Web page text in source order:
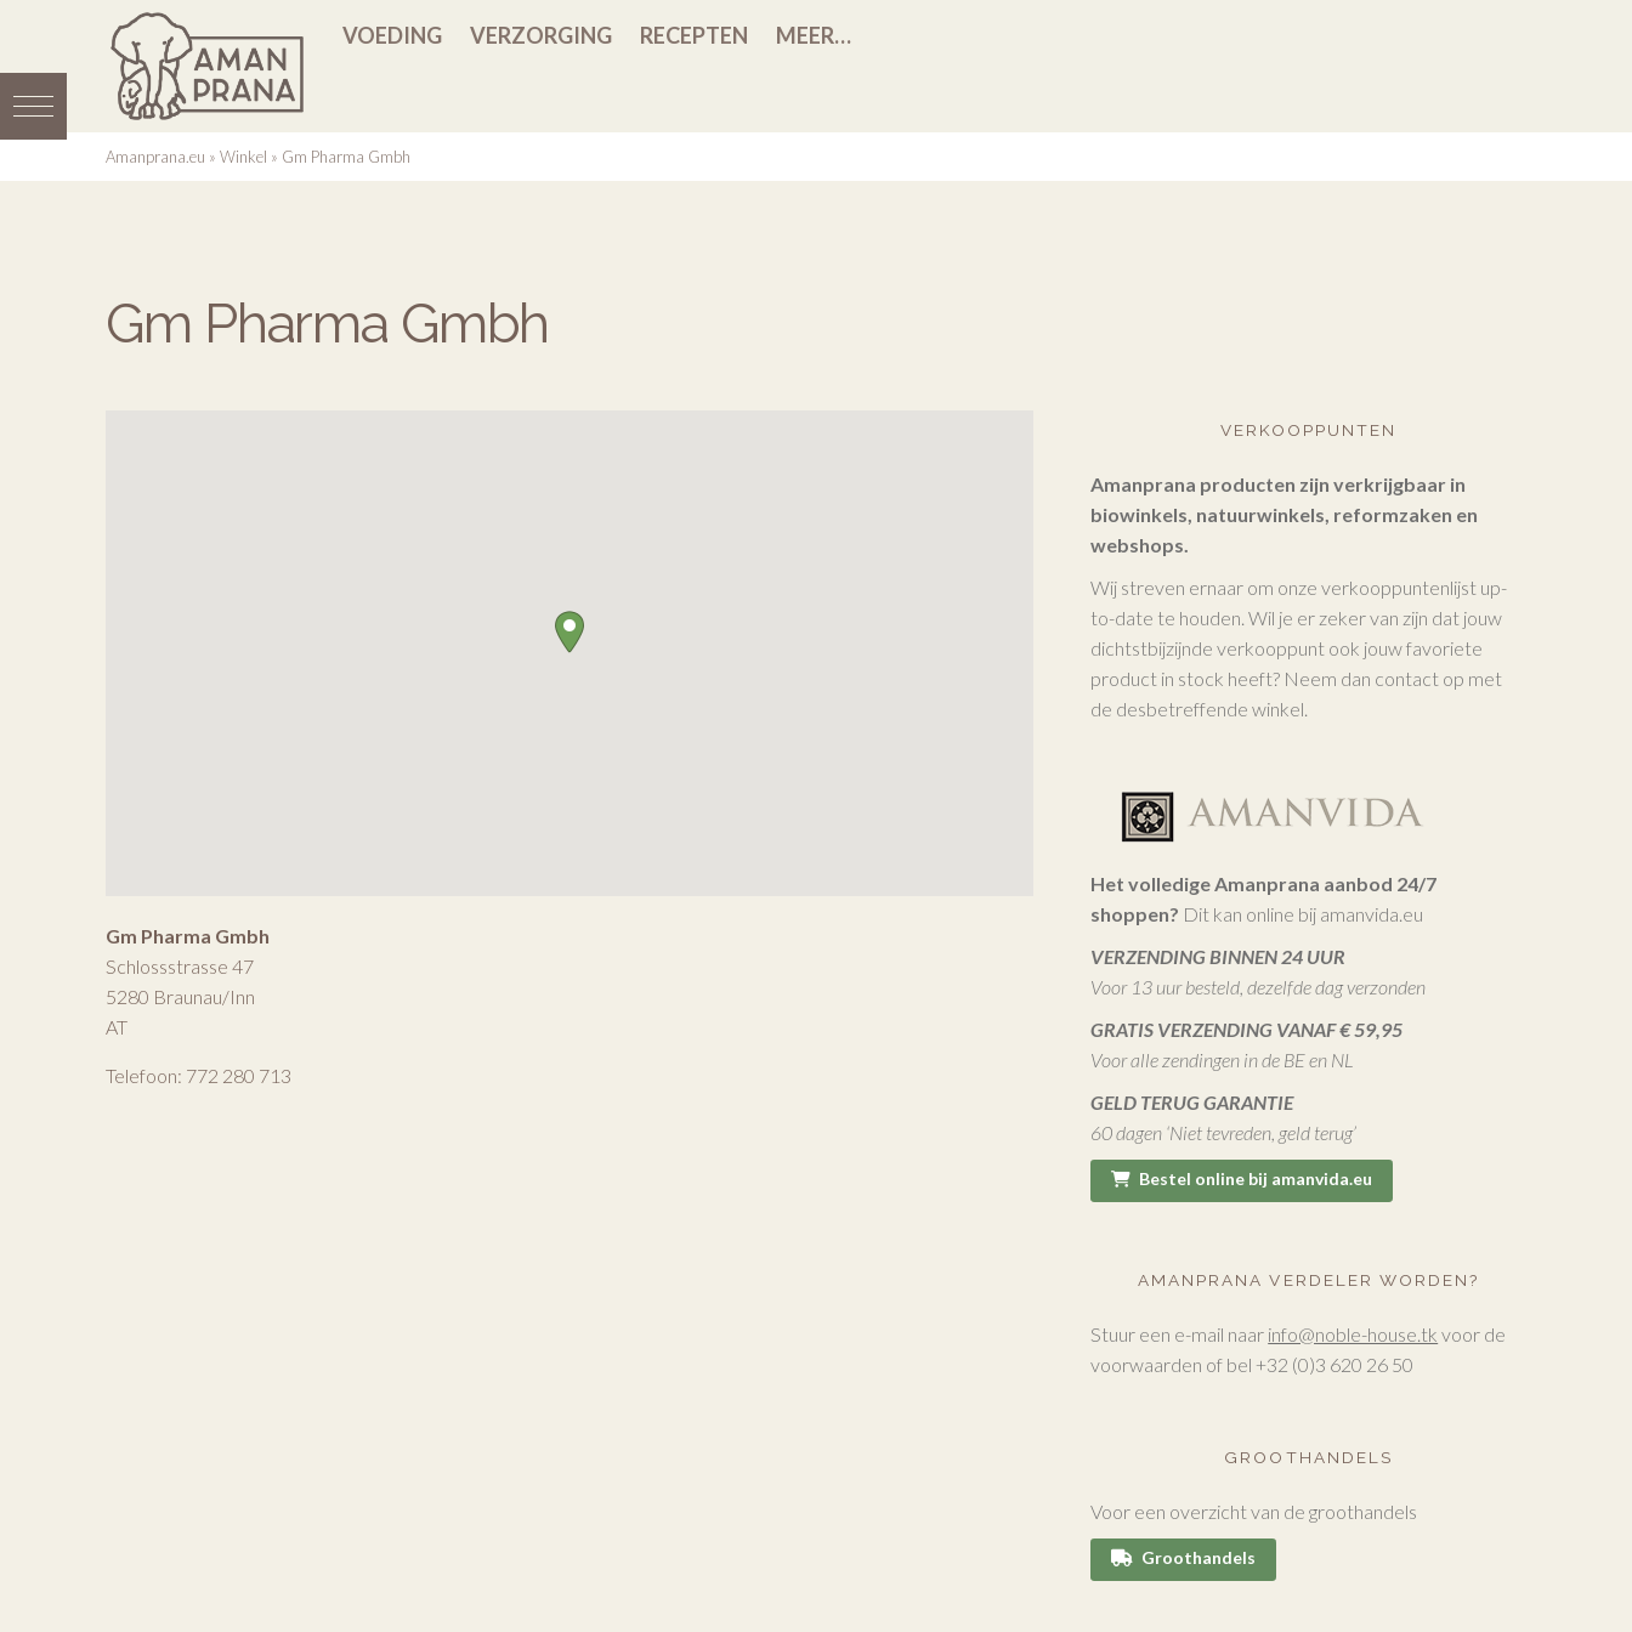
VOEDING VERZORGING RECEPTEN MEER…
Amanprana.eu » Winkel » Gm Pharma Gmbh
Gm Pharma Gmbh
Gm Pharma Gmbh
Schlossstrasse 47
5280 Braunau/Inn
AT
Telefoon: 772 280 713
VERKOOPPUNTEN
Amanprana producten zijn verkrijgbaar in
biowinkels, natuurwinkels, reformzaken en
webshops.
Wij streven ernaar om onze verkooppuntenlijst up-
to-date te houden. Wil je er zeker van zijn dat jouw
dichtstbijzijnde verkooppunt ook jouw favoriete
product in stock heeft? Neem dan contact op met
de desbetreffende winkel.
Het volledige Amanprana aanbod 24/7
shoppen? Dit kan online bij amanvida.eu
VERZENDING BINNEN 24 UUR
Voor 13 uur besteld, dezelfde dag verzonden
GRATIS VERZENDING VANAF € 59,95
Voor alle zendingen in de BE en NL
GELD TERUG GARANTIE
60 dagen ‘Niet tevreden, geld terug’
Bestel online bij amanvida.eu
AMANPRANA VERDELER WORDEN?
Stuur een e-mail naar info@noble-house.tk voor de
voorwaarden of bel +32 (0)3 620 26 50
GROOTHANDELS
Voor een overzicht van de groothandels
Groothandels